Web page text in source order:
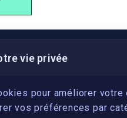
vie privée
pour améliorer
vos préférences par